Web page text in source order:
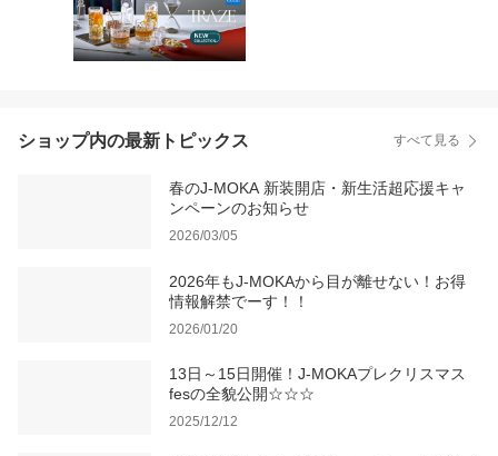
ショップ内の最新トピックス すべて見る
春のJ-MOKA 新装開店・新生活超応援キャ
ンペーンのお知らせ
2026/03/05
2026年もJ-MOKAから目が離せない！お得
情報解禁でーす！！
2026/01/20
13日～15日開催！J-MOKAプレクリスマス
fesの全貌公開☆☆☆
2025/12/12